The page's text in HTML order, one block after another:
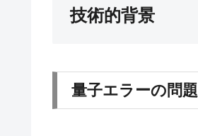
技術的背景
量子エラーの問題